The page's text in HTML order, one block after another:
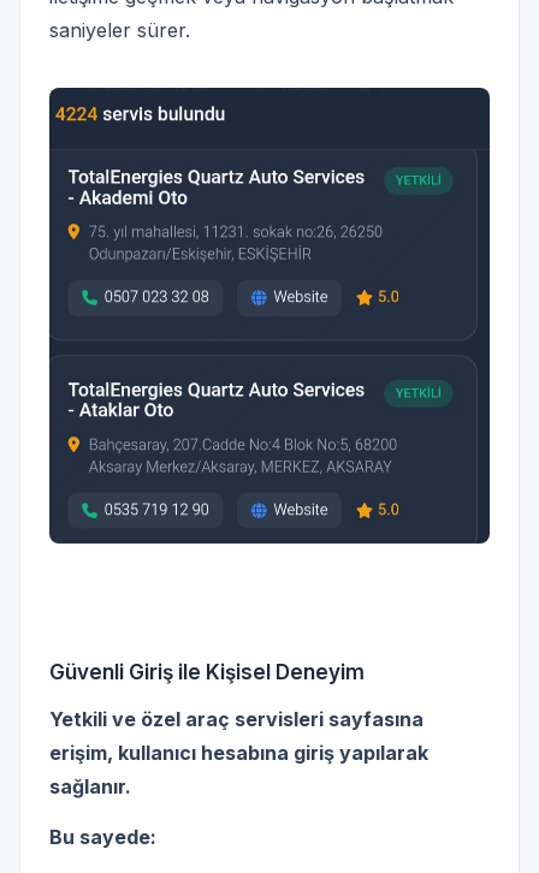
saniyeler sürer.
Güvenli Giriş ile Kişisel Deneyim
Yetkili ve özel araç servisleri sayfasına
erişim, kullanıcı hesabına giriş yapılarak
sağlanır.
Bu sayede: